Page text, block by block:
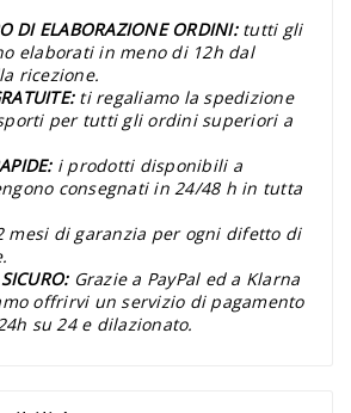
DI ELABORAZIONE ORDINI: tutti gli
elaborati in meno di 12h dal
ricezione.
ti regaliamo la spedizione
per tutti gli ordini superiori a
i prodotti disponibili a
consegnati in 24/48 h in tutta
mesi di garanzia per ogni difetto di
Grazie a PayPal ed a Klarna
offrirvi un servizio di pagamento
su 24 e dilazionato.